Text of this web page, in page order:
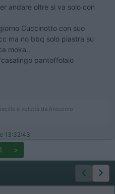
andare oltre si va solo con
Cuccinotto con suo
ma no bbq solo piastra su
moka..
pantoffolaio
è voluttà da finissimo
13:32:43
1 >